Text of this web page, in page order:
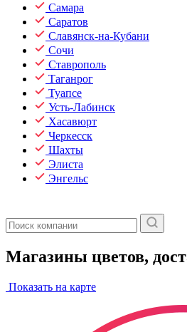
Самара
Саратов
Славянск-на-Кубани
Сочи
Ставрополь
Таганрог
Туапсе
Усть-Лабинск
Хасавюрт
Черкесск
Шахты
Элиста
Энгельс
Магазины цветов,
Показать на карте